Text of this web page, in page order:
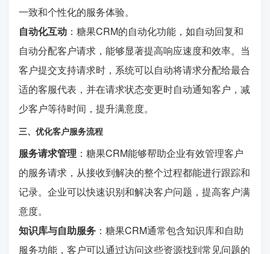
一致和个性化的服务体验。
自动化互动 ：糖果CRM的自动化功能，如自动回复和
自动分配客户请求，能够显著提高响应速度和效率。当
客户提交支持请求时，系统可以自动将请求分配给最合
适的客服代表，并在请求状态变更时自动通知客户，减
少客户等待时间，提升满意度。
三、优化客户服务流程
服务请求管理 ：糖果CRM能够帮助企业有效管理客户
的服务请求，从接收到解决的整个过程都能进行跟踪和
记录。企业可以快速识别和解决客户问题，提高客户满
意度。
知识库与自助服务 ：糖果CRM通常包含知识库和自助
服务功能，客户可以通过访问这些资源找到常见问题的